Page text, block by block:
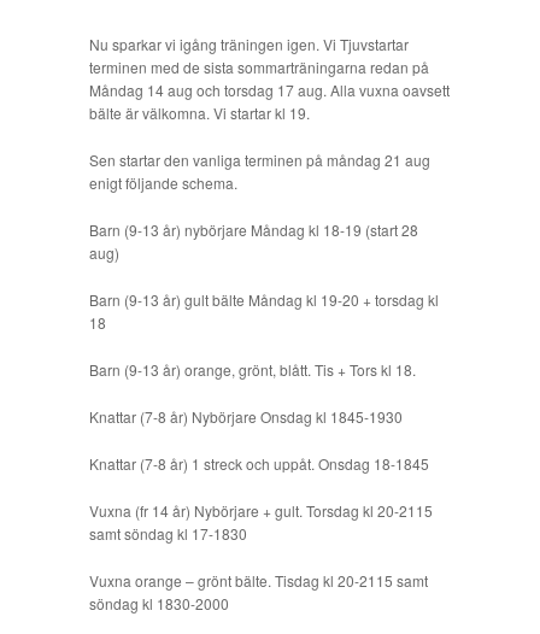
Nu sparkar vi igång träningen igen. Vi Tjuvstartar
terminen med de sista sommarträningarna redan på
Måndag 14 aug och torsdag 17 aug. Alla vuxna oavsett
bälte är välkomna. Vi startar kl 19.
Sen startar den vanliga terminen på måndag 21 aug
enigt följande schema.
Barn (9-13 år) nybörjare Måndag kl 18-19 (start 28
aug)
Barn (9-13 år) gult bälte Måndag kl 19-20 + torsdag kl
18
Barn (9-13 år) orange, grönt, blått. Tis + Tors kl 18.
Knattar (7-8 år) Nybörjare Onsdag kl 1845-1930
Knattar (7-8 år) 1 streck och uppåt. Onsdag 18-1845
Vuxna (fr 14 år) Nybörjare + gult. Torsdag kl 20-2115
samt söndag kl 17-1830
Vuxna orange – grönt bälte. Tisdag kl 20-2115 samt
söndag kl 1830-2000